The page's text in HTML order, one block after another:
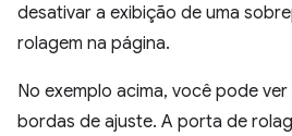
desativar a exibição de uma
rolagem na página.
No exemplo acima, você pode
bordas de ajuste. A porta de